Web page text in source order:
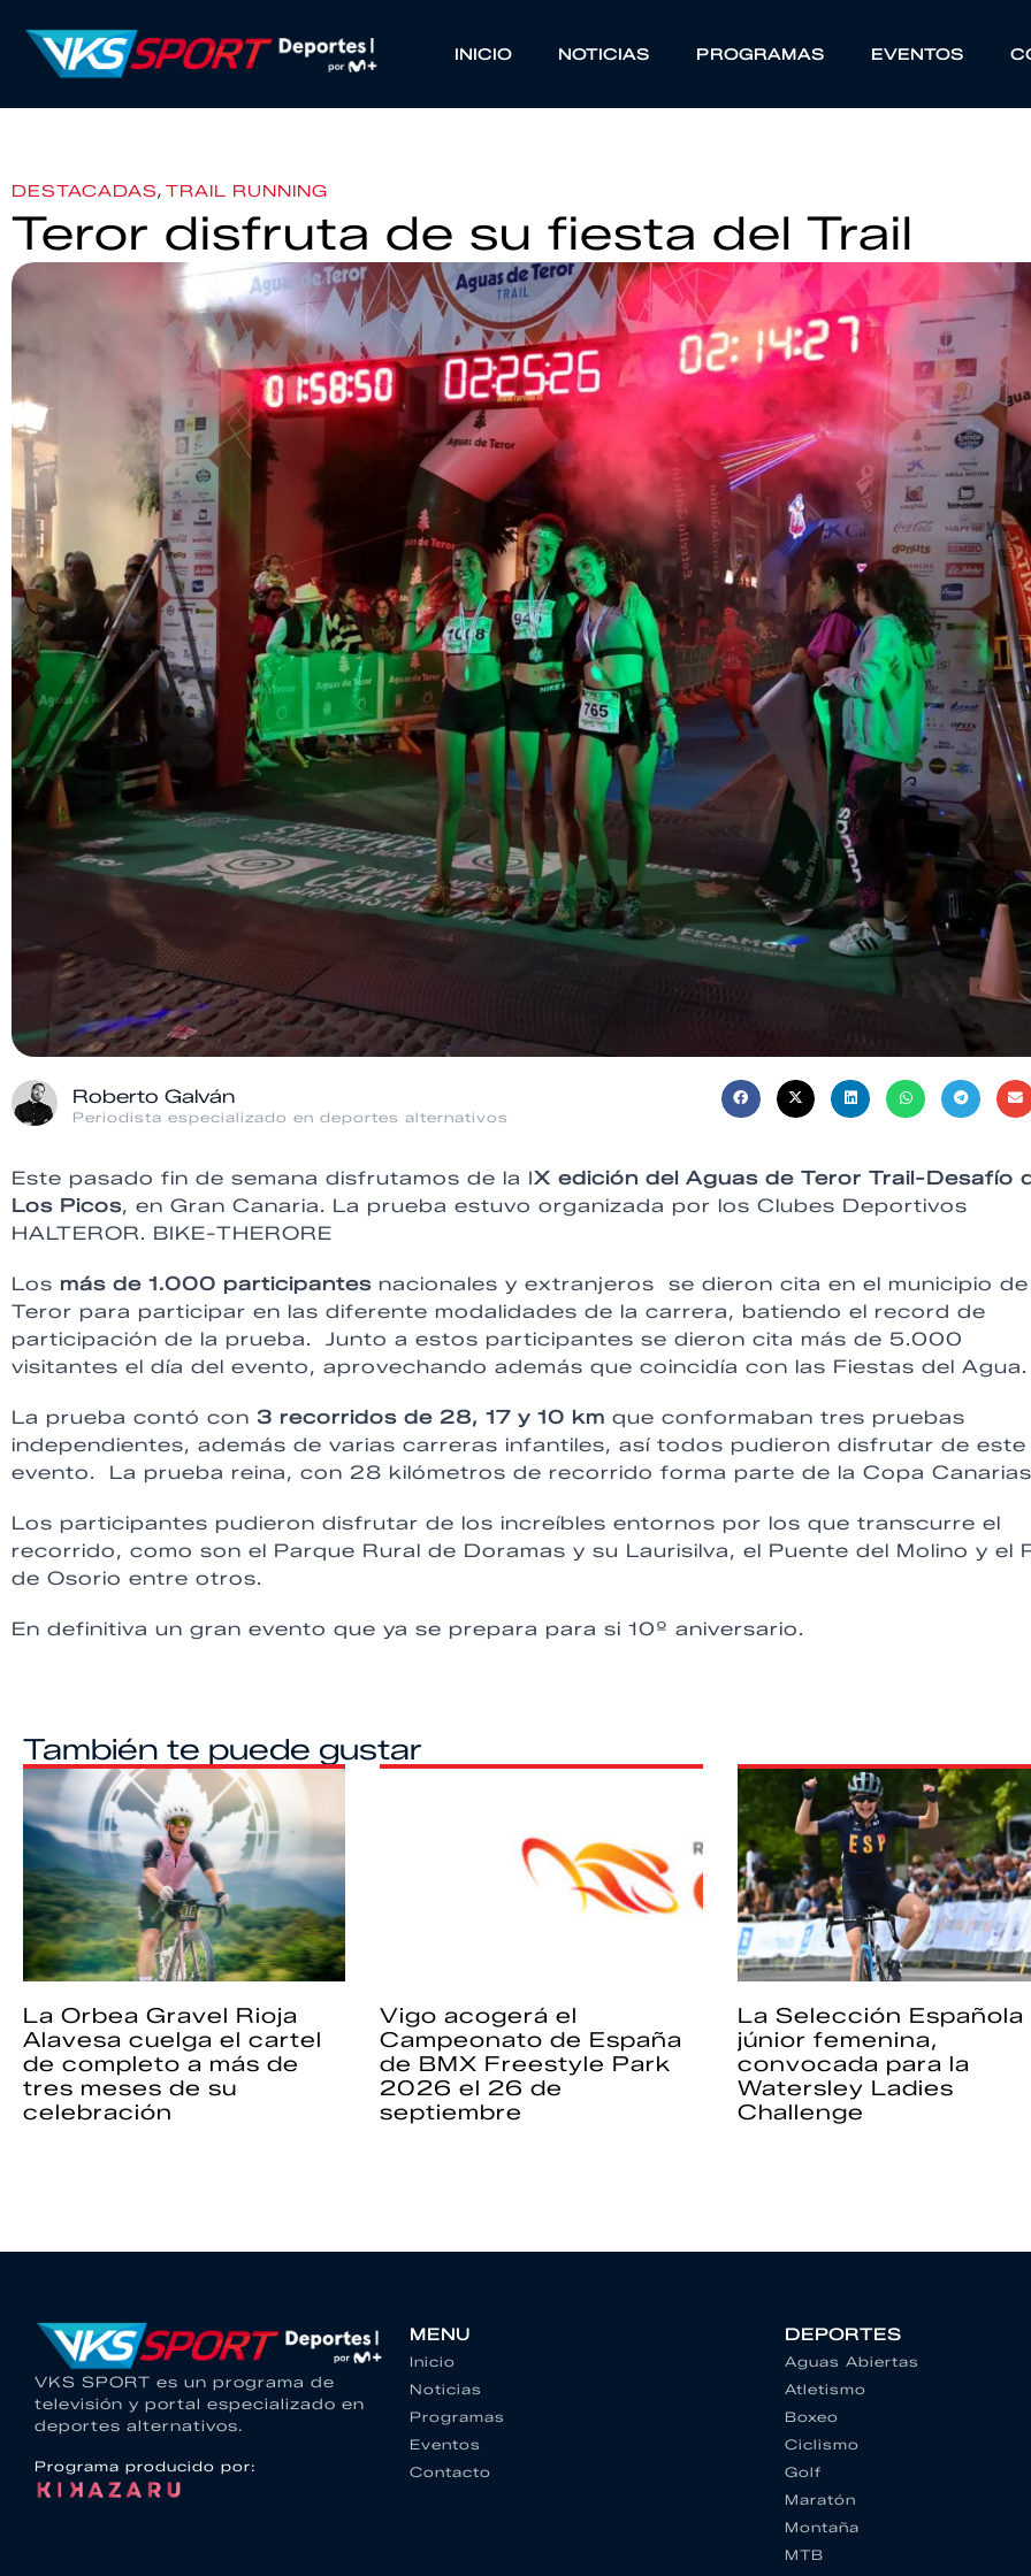
INICIO NOTICIAS PROGRAMAS EVENTOS
DESTACADAS, TRAIL RUNNING
Teror disfruta de su fiesta del Trail
Roberto Galván
Periodista especializado en deportes alternativos
Este pasado fin de semana disfrutamos de la IX edición del Aguas de Teror Trail-Desafío
Los Picos, en Gran Canaria. La prueba estuvo organizada por los Clubes Deportivos
HALTEROR. BIKE-THERORE
Los más de 1.000 participantes nacionales y extranjeros se dieron cita en el municipio de
Teror para participar en las diferente modalidades de la carrera, batiendo el record de
participación de la prueba. Junto a estos participantes se dieron cita más de 5.000
visitantes el día del evento, aprovechando además que coincidía con las Fiestas del Agua.
La prueba contó con 3 recorridos de 28, 17 y 10 km que conformaban tres pruebas
independientes, además de varias carreras infantiles, así todos pudieron disfrutar de este
evento. La prueba reina, con 28 kilómetros de recorrido forma parte de la Copa
Los participantes pudieron disfrutar de los increíbles entornos por los que transcurre el
recorrido, como son el Parque Rural de Doramas y su Laurisilva, el Puente del Molino y el
de Osorio entre otros.
En definitiva un gran evento que ya se prepara para si 10º aniversario.
También te puede gustar
La Orbea Gravel Rioja
Alavesa cuelga el cartel
de completo a más de
tres meses de su
celebración
Vigo acogerá el
Campeonato de España
de BMX Freestyle Park
2026 el 26 de
septiembre
La Selección Española
júnior femenina,
convocada para la
Watersley Ladies
Challenge
VKS SPORT es un programa de
televisión y portal especializado en
deportes alternativos.
Programa producido por:
MENU
Inicio
Noticias
Programas
Eventos
Contacto
DEPORTES
Aguas Abiertas
Atletismo
Boxeo
Ciclismo
Golf
Maratón
Montaña
MTB